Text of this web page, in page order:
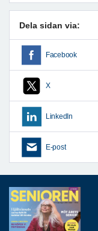
Dela sidan via:
Facebook
X
LinkedIn
E-post